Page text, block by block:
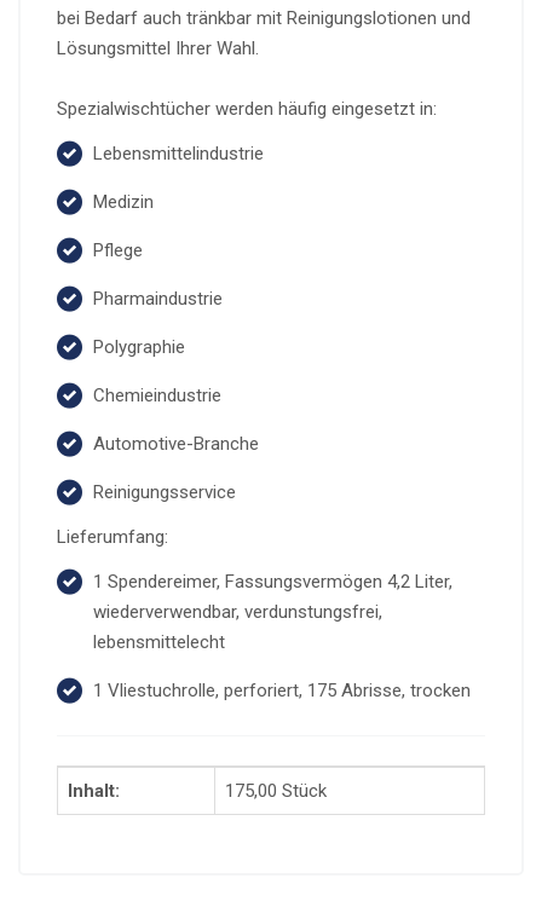
bei Bedarf auch tränkbar mit Reinigungslotionen und
Lösungsmittel Ihrer Wahl.
Spezialwischtücher werden häufig eingesetzt in:
Lebensmittelindustrie
Medizin
Pflege
Pharmaindustrie
Polygraphie
Chemieindustrie
Automotive-Branche
Reinigungsservice
Lieferumfang:
1 Spendereimer, Fassungsvermögen 4,2 Liter,
wiederverwendbar, verdunstungsfrei,
lebensmittelecht
1 Vliestuchrolle, perforiert, 175 Abrisse, trocken
Inhalt: 175,00 Stück